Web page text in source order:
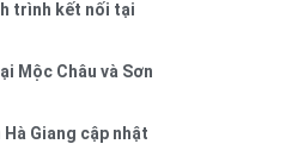
trình kết nối tại
Mộc Châu và Sơn
Giang cập nhật